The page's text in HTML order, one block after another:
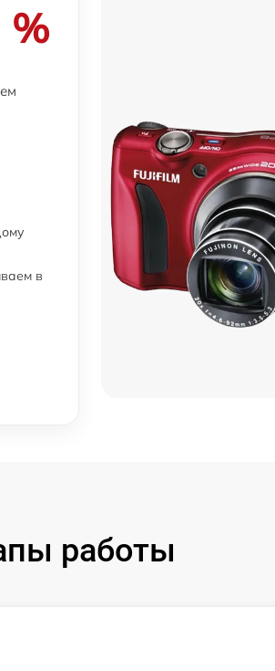
от 60 мин
%
в
работы